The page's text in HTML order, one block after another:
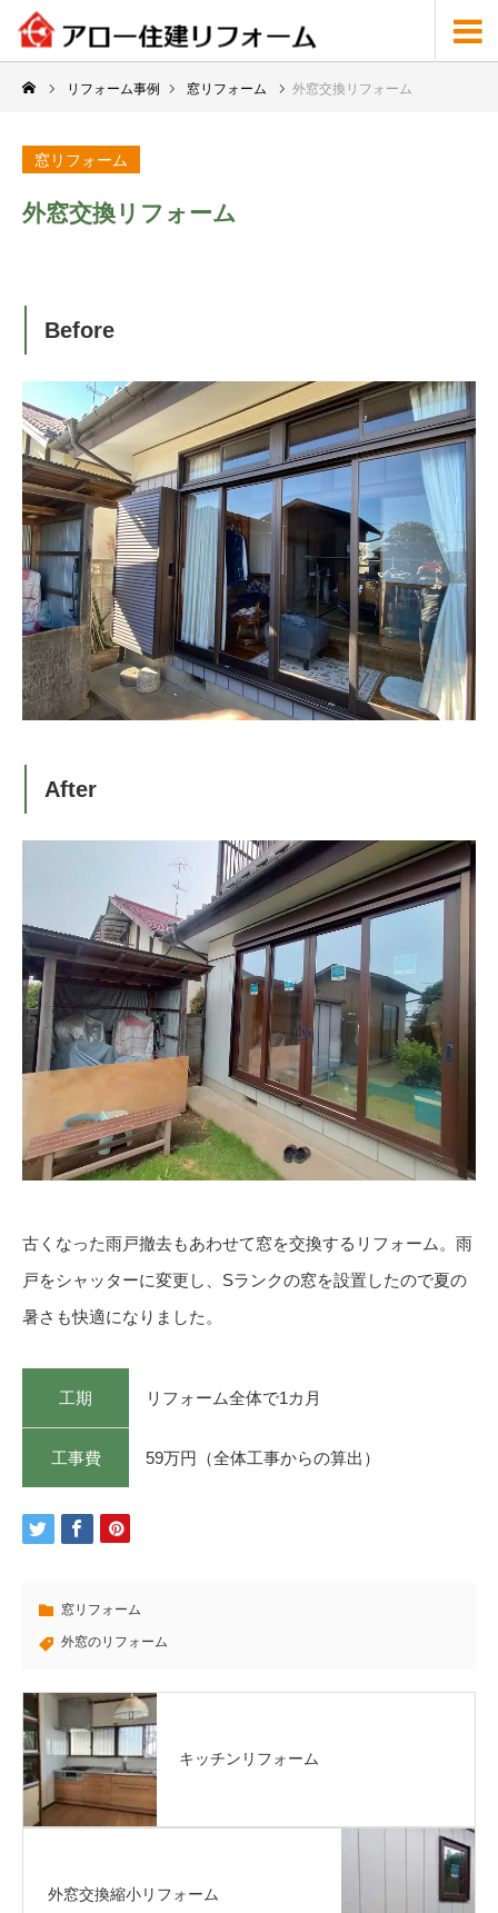
リフォーム事例 窓リフォーム 外窓交換リフォーム
窓リフォーム
外窓交換リフォーム
Before
After
古くなった雨戸撤去もあわせて窓を交換するリフォーム。雨
戸をシャッターに変更し、Sランクの窓を設置したので夏の
暑さも快適になりました。
工期 リフォーム全体で1カ月
工事費 59万円（全体工事からの算出）
窓リフォーム
外窓のリフォーム
キッチンリフォーム
外窓交換縮小リフォーム